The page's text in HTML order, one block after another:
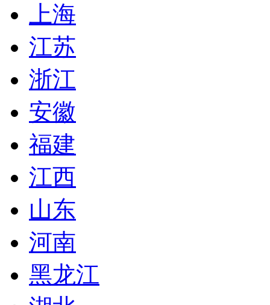
上海
江苏
浙江
安徽
福建
江西
山东
河南
黑龙江